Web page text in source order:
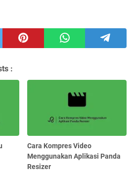
:
Cara Kompres Video
Menggunakan Aplikasi Panda
Resizer